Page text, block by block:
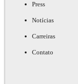
Press
Notícias
Carreiras
Contato